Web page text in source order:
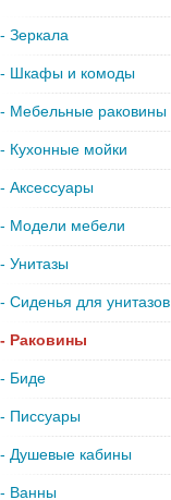
- Зеркала
- Шкафы и комоды
- Мебельные раковины
- Кухонные мойки
- Аксессуары
- Модели мебели
- Унитазы
- Сиденья для унитазов
- Раковины
- Биде
- Писсуары
- Душевые кабины
- Ванны